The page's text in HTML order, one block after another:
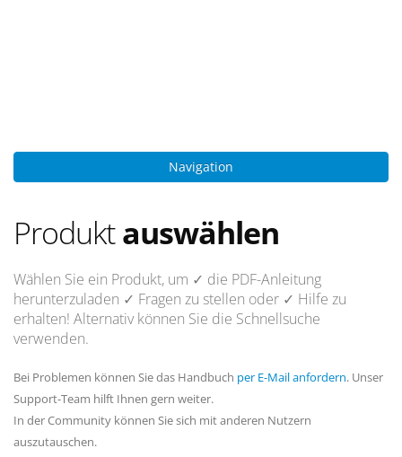
Navigation
Produktauswählen
Wählen Sie ein Produkt, um ✓ die PDF-Anleitung
herunterzuladen ✓ Fragen zu stellen oder ✓ Hilfe zu
erhalten! Alternativ können Sie die Schnellsuche
verwenden.
Bei Problemen können Sie das Handbuch per E-Mail anfordern. Unser
Support-Team hilft Ihnen gern weiter.
In der Community können Sie sich mit anderen Nutzern
auszutauschen.